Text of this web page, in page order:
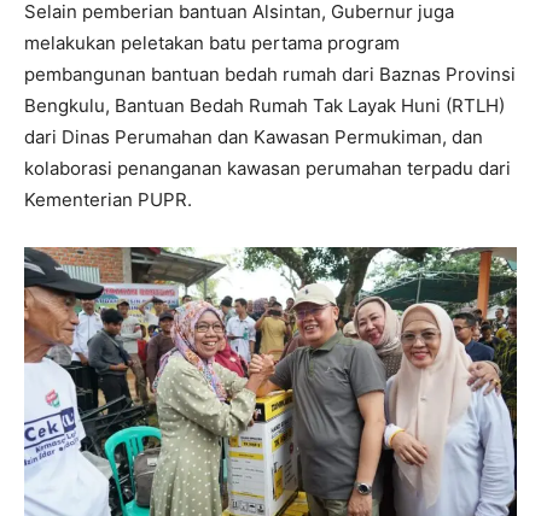
Selain pemberian bantuan Alsintan, Gubernur juga
melakukan peletakan batu pertama program
pembangunan bantuan bedah rumah dari Baznas Provinsi
Bengkulu, Bantuan Bedah Rumah Tak Layak Huni (RTLH)
dari Dinas Perumahan dan Kawasan Permukiman, dan
kolaborasi penanganan kawasan perumahan terpadu dari
Kementerian PUPR.